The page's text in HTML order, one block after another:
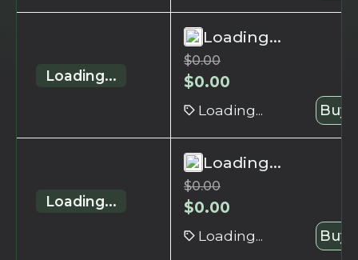
Loading...
Loading...
$0.00
$0.00
Loading... Buy
Loading...
Loading...
$0.00
$0.00
Loading... Buy